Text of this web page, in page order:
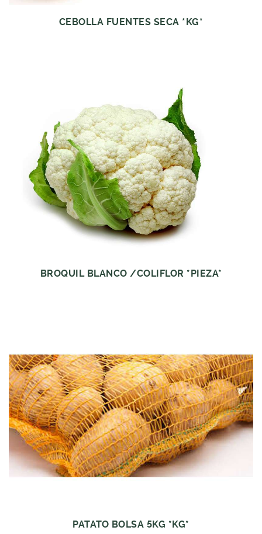
CEBOLLA FUENTES SECA *KG*
BROQUIL BLANCO /COLIFLOR *PIEZA*
PATATO BOLSA 5KG *KG*